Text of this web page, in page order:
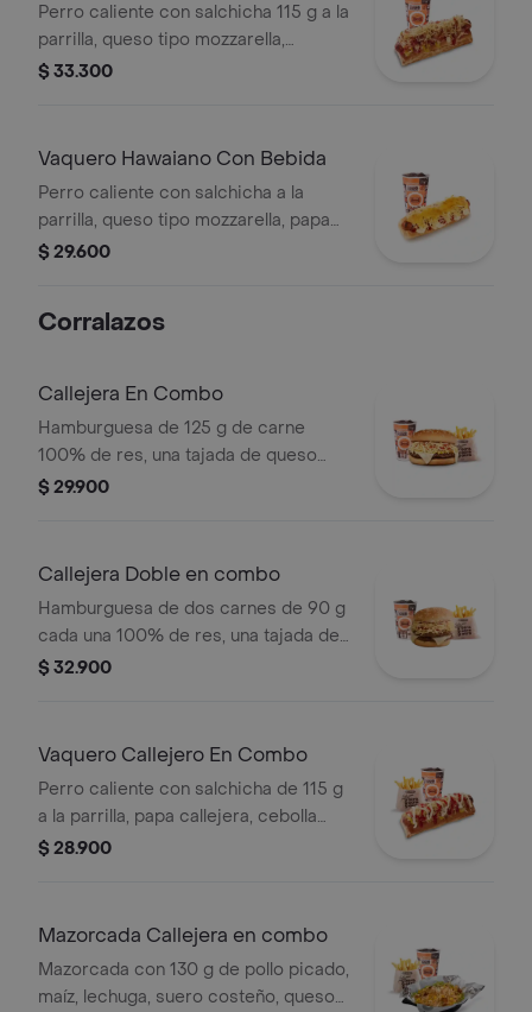
Perro caliente con salchicha 115 g a la
parrilla, queso tipo mozzarella,
tocineta picada, papa callejera,
bebida PET
$ 33.300
Vaquero Hawaiano Con Bebida
Perro caliente con salchicha a la
parrilla, queso tipo mozzarella, papa
callejera, piña, salsa blanca y salsa de
$ 29.600
Corralazos
Callejera En Combo
Hamburguesa de 125 g de carne
100% de res, una tajada de queso
tipo mozzarella, papas callejera, salsa
+ bebida PET
$ 29.900
Callejera Doble en combo
Hamburguesa de dos carnes de 90 g
cada una 100% de res, una tajada de
queso tipo mozzarella, papas
papas Corral medianas + bebida PET
$ 32.900
Vaquero Callejero En Combo
Perro caliente con salchicha de 115 g
a la parrilla, papa callejera, cebolla
picada, salsa blanca, salsa de tomate
PET
$ 28.900
Mazorcada Callejera en combo
Mazorcada con 130 g de pollo picado,
maíz, lechuga, suero costeño, queso